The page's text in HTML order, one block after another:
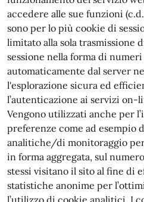
accedere alle sue funzioni
sono per lo più cookie di
limitato alla sola
sessione nella forma di
automaticamente dal server
l'esplorazione sicura ed
l’autenticazione ai servizi on-
Vengono utilizzati anche per
preferenze come ad esempio
analitiche/di monitoraggio
in forma aggregata, sul
stessi visitano il sito al fine di
statistiche anonime per
l’utilizzo di cookie analitici. I